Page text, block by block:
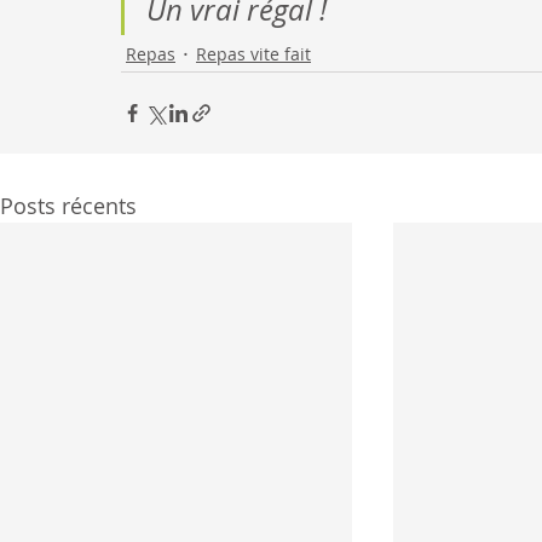
Un vrai régal !
Repas Repas vite fait
Posts récents